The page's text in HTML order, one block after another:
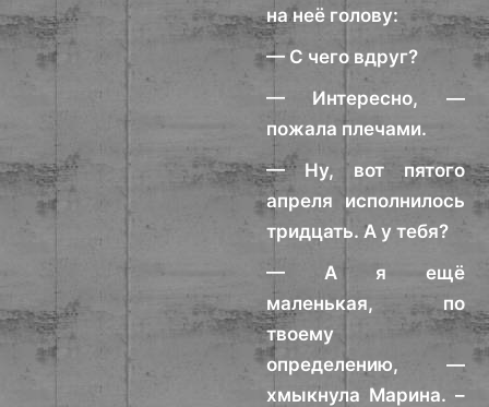
на неё голову:
— С чего вдруг?
— Интересно, —
пожала плечами.
— Ну, вот пятого
апреля исполнилось
тридцать. А у тебя?
— А я ещё
маленькая, по
твоему
определению, —
хмыкнула Марина. –